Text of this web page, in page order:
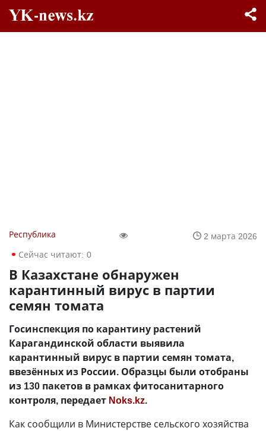
Республика
2 марта 2026
Сейчас читают: 0
В Казахстане обнаружен
карантинный вирус в партии
семян томата
Госинспекция по карантину растений
Карагандинской области выявила
карантинный вирус в партии семян томата,
ввезённых из России. Образцы были отобраны
из 130 пакетов в рамках фитосанитарного
контроля, передает Noks.kz.
Как сообщили в Министерстве сельского хозяйства